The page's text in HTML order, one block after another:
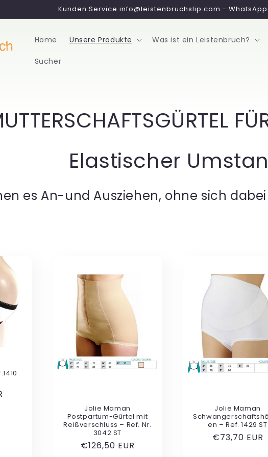
Kunden Service info@leistenbruchslip.com -
Home Unsere Produkte Was ist ein Leistenbruch?
Sucher
Elastischer
es An-und Ausziehen, ohne sich
Jolie Maman
Postpartum-Gürtel mit
Reißverschluss – Ref. Nr.
3042 ST
Normaler
€126,50 EUR
Jolie Maman
en – Ref. 1429 ST
Normaler
€73,70 EUR